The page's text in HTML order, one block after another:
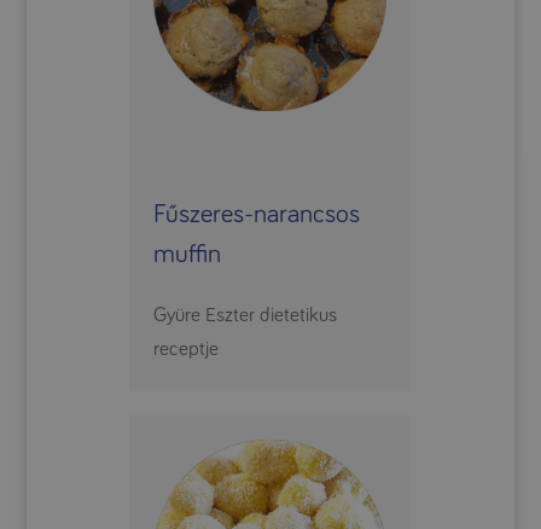
Fűszeres-narancsos
muffin
Gyüre Eszter dietetikus
receptje